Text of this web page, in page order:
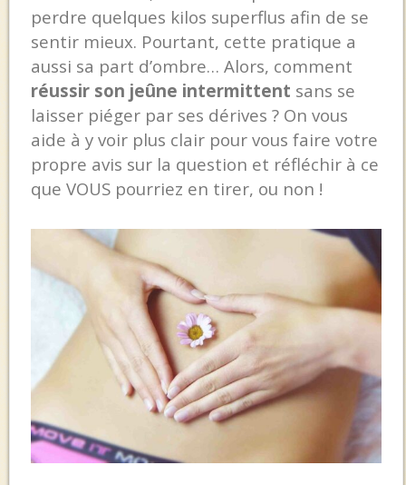
perdre quelques kilos superflus afin de se
sentir mieux. Pourtant, cette pratique a
aussi sa part d’ombre… Alors, comment
réussir son jeûne intermittent sans se
laisser piéger par ses dérives ? On vous
aide à y voir plus clair pour vous faire votre
propre avis sur la question et réfléchir à ce
que VOUS pourriez en tirer, ou non !